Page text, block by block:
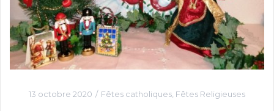
13 octobre 2020 Fêtes catholiques Fêtes Religieuses